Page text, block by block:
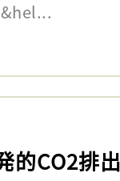
的CO2排